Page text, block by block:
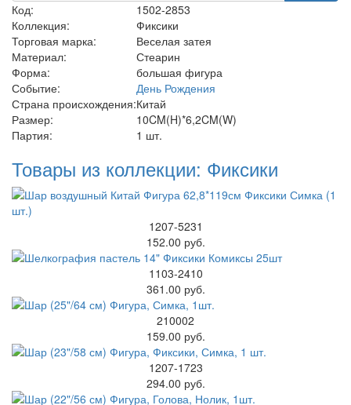
Код:
1502-2853
Коллекция:
Фиксики
Торговая марка:
Веселая затея
Материал:
Стеарин
Форма:
большая фигура
Событие:
День Рождения
Страна происхождения:Китай
Размер:
10CM(H)*6,2CM(W)
Партия:
1 шт.
Товары из коллекции: Фиксики
1207-5231
152.00 руб.
1103-2410
361.00 руб.
210002
159.00 руб.
1207-1723
294.00 руб.